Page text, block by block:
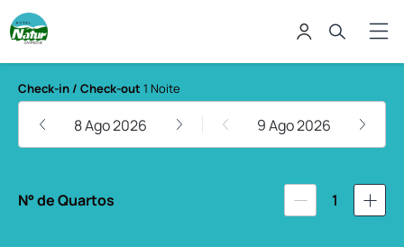
Hotel Natur Campeche
Check-in / Check-out 1 Noite
8 Ago 2026 9 Ago 2026
N° de Quartos 1